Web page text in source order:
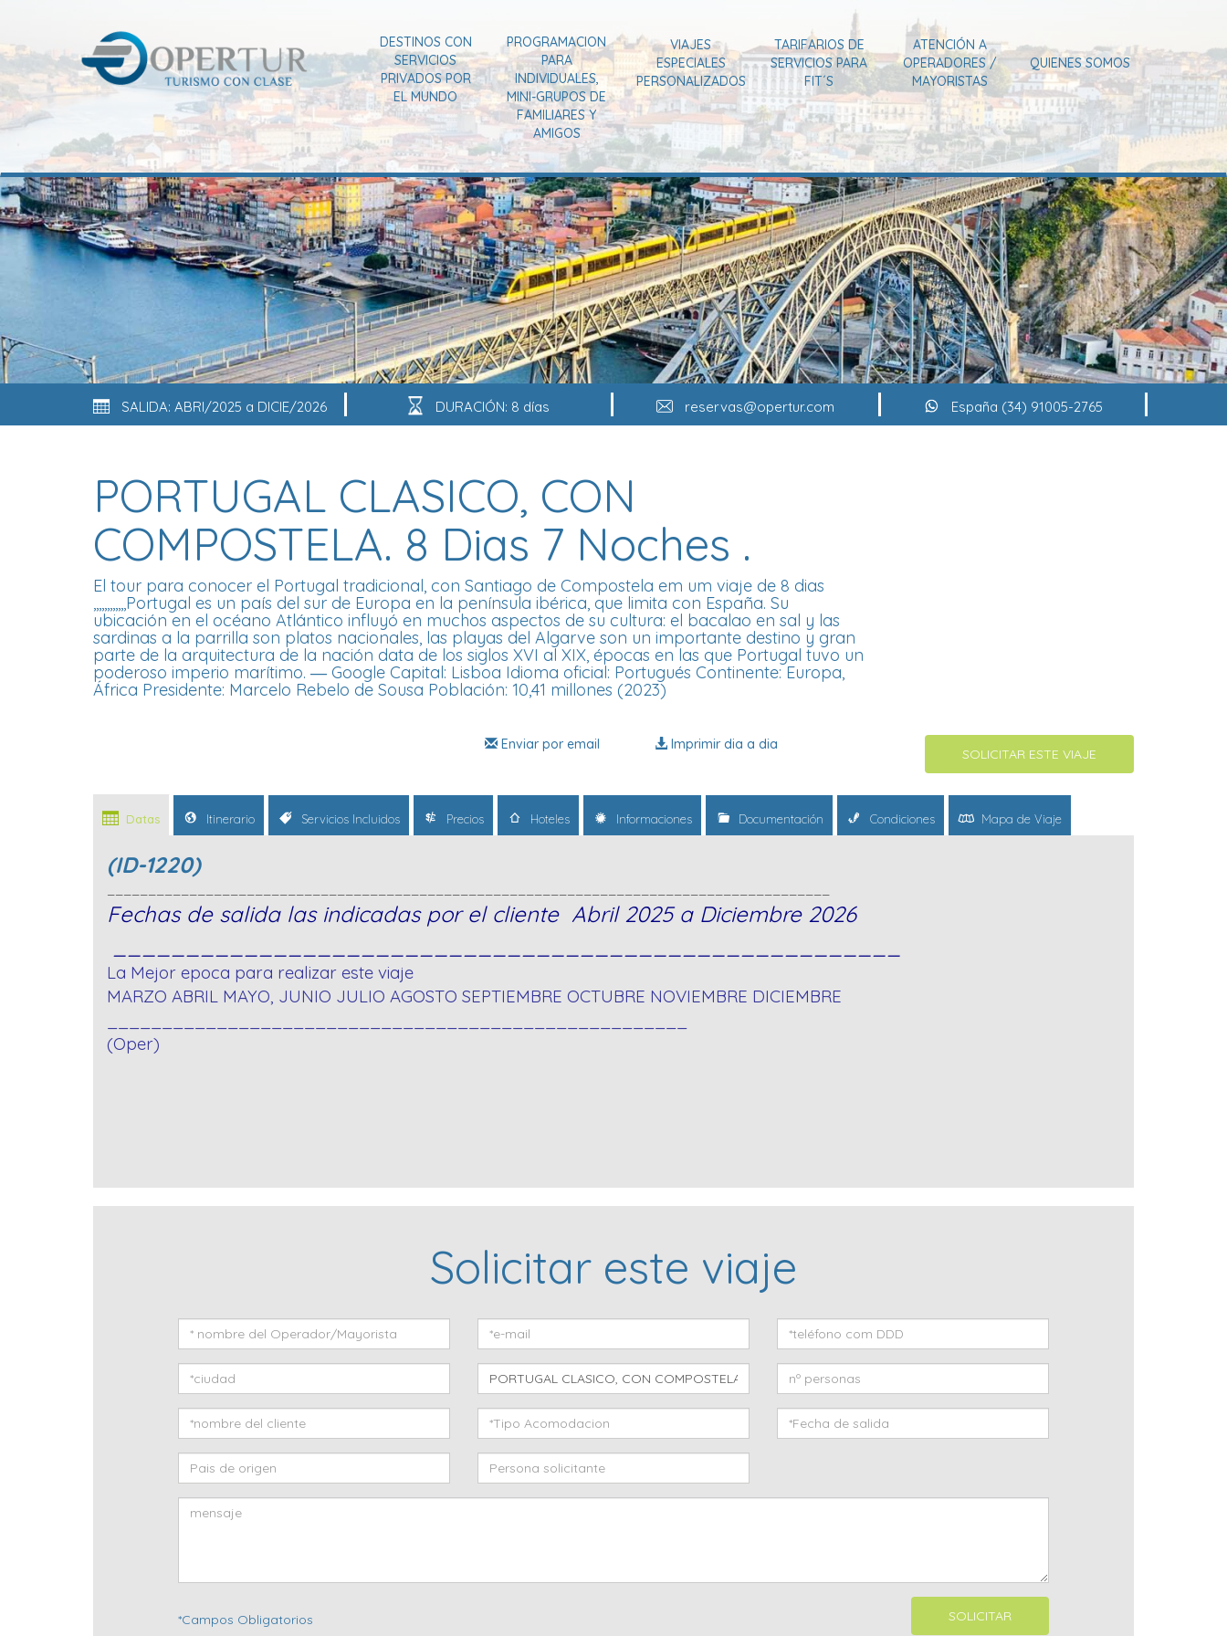
DESTINOS CON
SERVICIOS
PRIVADOS POR
EL MUNDO
PROGRAMACION
PARA
INDIVIDUALES,
MINI-GRUPOS DE
FAMILIARES Y
AMIGOS
VIAJES
ESPECIALES
PERSONALIZADOS
TARIFARIOS DE
SERVICIOS PARA
FIT´S
ATENCIÓN A
OPERADORES /
MAYORISTAS
QUIENES SOMOS
SALIDA: ABRI/2025 a DICIE/2026 DURACIÓN: 8 días reservas@opertur.com España (34) 91005-2765
PORTUGAL CLASICO, CON
COMPOSTELA. 8 Dias 7 Noches .
El tour para conocer el Portugal tradicional, con Santiago de Compostela em um viaje de 8 dias
,,,,,,,,,,,,Portugal es un país del sur de Europa en la península ibérica, que limita con España. Su
ubicación en el océano Atlántico influyó en muchos aspectos de su cultura: el bacalao en sal y las
sardinas a la parrilla son platos nacionales, las playas del Algarve son un importante destino y gran
parte de la arquitectura de la nación data de los siglos XVI al XIX, épocas en las que Portugal tuvo un
poderoso imperio marítimo. ― Google Capital: Lisboa Idioma oficial: Portugués Continente: Europa,
África Presidente: Marcelo Rebelo de Sousa Población: 10,41 millones (2023)
SOLICITAR ESTE VIAJE
Imprimir dia a dia
Enviar por email
Datas Itinerario Servicios Incluidos Precios Hoteles Informaciones Documentación Condiciones Mapa de Viaje
(ID-1220)
Fechas de salida las indicadas por el cliente Abril 2025 a Diciembre 2026
La Mejor epoca para realizar este viaje
MARZO ABRIL MAYO, JUNIO JULIO AGOSTO SEPTIEMBRE OCTUBRE NOVIEMBRE DICIEMBRE
(Oper)
Solicitar este viaje
*Campos Obligatorios